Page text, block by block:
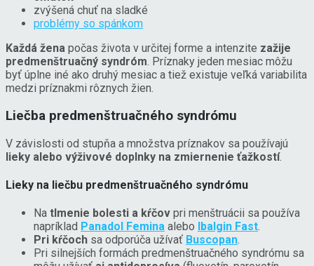
zvýšená chuť na sladké
problémy so spánkom
Každá žena počas života v určitej forme a intenzite zažije
predmenštruačný syndróm. Príznaky jeden mesiac môžu
byť úplne iné ako druhý mesiac a tiež existuje veľká variabilita
medzi príznakmi rôznych žien.
Liečba predmenštruačného syndrómu
V závislosti od stupňa a množstva príznakov sa používajú
lieky alebo výživové doplnky na zmiernenie ťažkostí.
Lieky na liečbu predmenštruačného syndrómu
Na tlmenie bolesti a kŕčov pri menštruácii sa používa
napríklad Panadol Femina alebo Ibalgin Fast.
Pri kŕčoch sa odporúča užívať Buscopan.
Pri silnejších formách predmenštruačného syndrómu sa